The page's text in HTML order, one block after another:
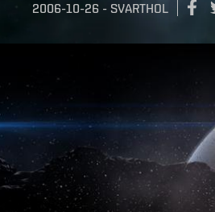
2006-10-26 - SVARTHOL